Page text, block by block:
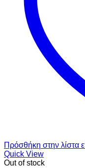
Πρόσθήκη στην λίστα
Quick View
Out of stock